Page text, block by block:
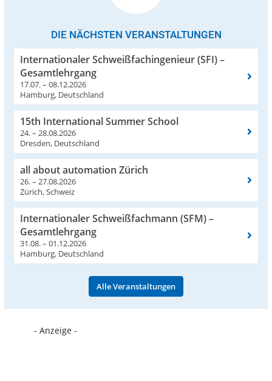
DIE NÄCHSTEN VERANSTALTUNGEN
Internationaler Schweißfachingenieur (SFI) –
Gesamtlehrgang
17.07. – 08.12.2026
Hamburg, Deutschland
15th International Summer School
24. – 28.08.2026
Dresden, Deutschland
all about automation Zürich
26. – 27.08.2026
Zürich, Schweiz
Internationaler Schweißfachmann (SFM) –
Gesamtlehrgang
31.08. – 01.12.2026
Hamburg, Deutschland
Alle Veranstaltungen
- Anzeige -